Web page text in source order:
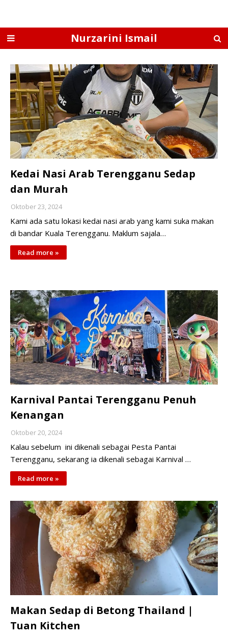
Nurzarini Ismail
Kedai Nasi Arab Terengganu Sedap
dan Murah
Oktober 23, 2024
Kami ada satu lokasi kedai nasi arab yang kami suka makan
di bandar Kuala Terengganu. Maklum sajala…
Read more »
Karnival Pantai Terengganu Penuh
Kenangan
Oktober 20, 2024
Kalau sebelum ini dikenali sebagai Pesta Pantai
Terengganu, sekarang ia dikenali sebagai Karnival …
Read more »
Makan Sedap di Betong Thailand |
Tuan Kitchen